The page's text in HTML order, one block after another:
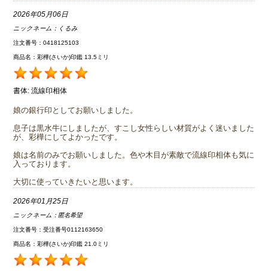
2026年05月06日
ニックネーム： くるみ
注文番号：0418125103
商品名：彩樺(さいか)印鑑 13.5ミリ
書体: 流線印相体
娘の銀行印としてお願いしました。
息子は黒水牛にしましたが、すこし女性らしい材質がよく迷いました
が、彩樺にしてよかったです。
娘は名前のみでお願いしました。色や木目が素敵で流線印相体も気に
入っております。
大切に使っていきたいと思います。
2026年01月25日
ニックネーム： 匿名希望
注文番号：受注番号0112163650
商品名：彩樺(さいか)印鑑 21.0ミリ